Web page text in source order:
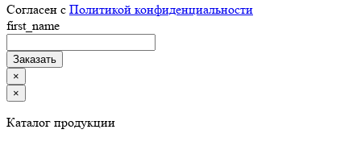
Согласен с Политикой конфиденциальности
first_name
×
×
Каталог продукции